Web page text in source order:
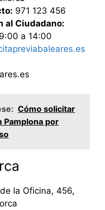
971 123 456
al Ciudadano:
a 14:00
Cómo solicitar
Pamplona por
la Oficina, 456,